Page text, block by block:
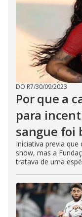
DO R7/30/09/2023
Por que a
para
sangue foi
Iniciativa previa
show, mas a
tratava de uma